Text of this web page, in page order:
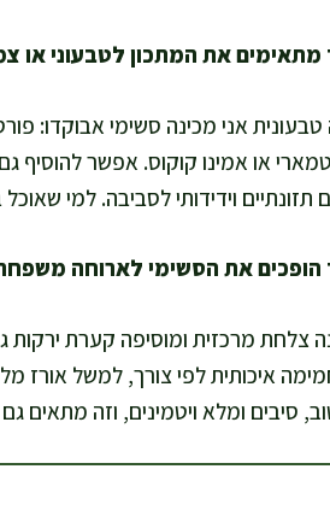
אני מכינה סשימי אבוקדו:
או אמינו קוקוס. אפשר להוסיף
תזונתיים וידידותי לסביבה. למי
צלחת מרכזית ומוסיפה קערת
איכותית לפי צורך, למשל אורז
סיבים ומלא ויטמינים, וזה מתאים